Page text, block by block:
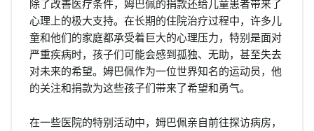
除了改善医疗条件，姆巴佩的捐款还给儿童患者带来了
心理上的极大支持。在长期的住院治疗过程中，许多儿
童和他们的家庭都承受着巨大的心理压力，特别是面对
严重疾病时，孩子们可能会感到孤独、无助，甚至失去
对未来的希望。姆巴佩作为一位世界知名的运动员，他
的关注和捐款为这些孩子们带来了希望和勇气。
在一些医院的特别活动中，姆巴佩亲自前往探访病房，